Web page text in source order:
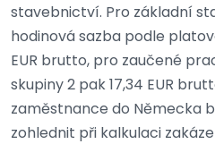
stavebnictví. Pro základní
hodinová sazba podle
EUR brutto, pro zaučené
skupiny 2 pak 17,34 EUR
zaměstnance do Německa
zohlednit při kalkulaci